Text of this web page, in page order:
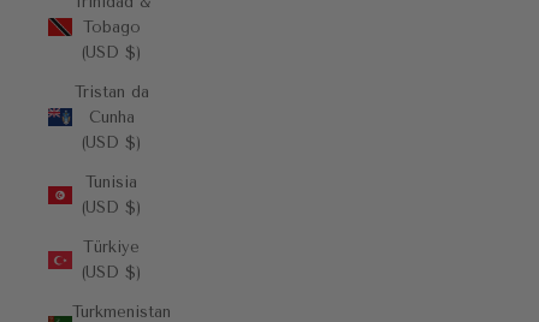
Tobago
(USD $)
Tristan da
Cunha
(USD $)
Tunisia
(USD $)
Türkiye
(USD $)
Turkmenistan